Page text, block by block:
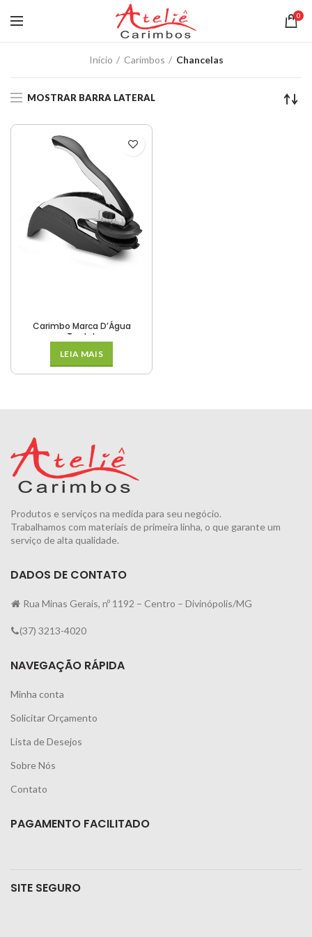
0
Início Carimbos Chancelas
MOSTRAR BARRA LATERAL
Carimbo Marca D’Água
Trodat
LEIA MAIS
Produtos e serviços na medida para seu negócio.
Trabalhamos com materiais de primeira linha, o que garante um
serviço de alta qualidade.
DADOS DE CONTATO
Rua Minas Gerais, nº 1192 – Centro – Divinópolis/MG
(37) 3213-4020
NAVEGAÇÃO RÁPIDA
Minha conta
Solicitar Orçamento
Lista de Desejos
Sobre Nós
Contato
PAGAMENTO FACILITADO
SITE SEGURO